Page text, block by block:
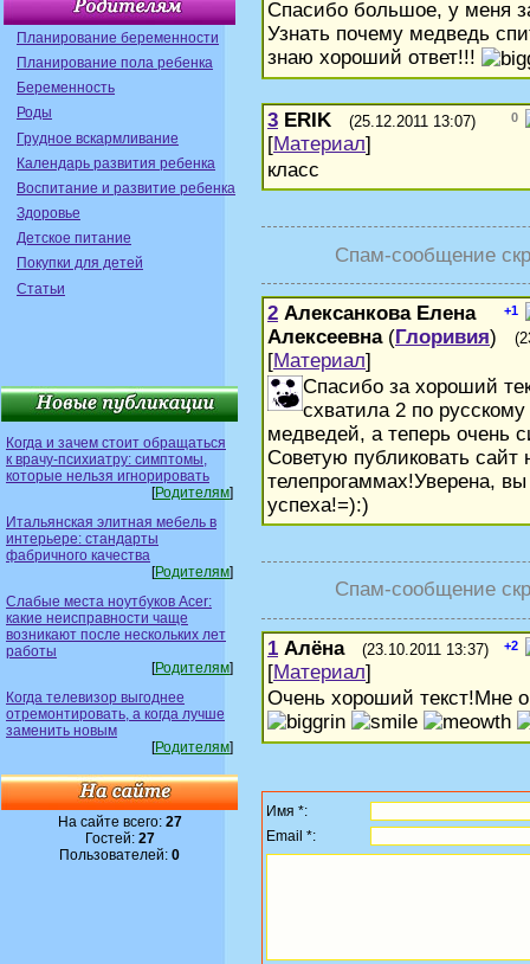
Планирование беременности
Планирование пола ребенка
Беременность
Роды
Грудное вскармливание
Календарь развития ребенка
Воспитание и развитие ребенка
Здоровье
Детское питание
Покупки для детей
Статьи
Когда и зачем стоит обращаться
к врачу-психиатру: симптомы,
которые нельзя игнорировать
[Родителям]
Итальянская элитная мебель в
интерьере: стандарты
фабричного качества
[Родителям]
Слабые места ноутбуков Acer:
какие неисправности чаще
возникают после нескольких лет
работы
[Родителям]
Когда телевизор выгоднее
отремонтировать, а когда лучше
заменить новым
[Родителям]
На сайте всего: 27
Гостей: 27
Пользователей: 0
Спасибо большое, у меня
Узнать почему медведь
знаю хороший ответ!!!
0
3 ERIK (25.12.2011 13:07)
[Материал]
класс
Спам-сообщение
+1
2 Алексанкова Елена
Алексеевна(Глоривия)
[Материал]
Спасибо за хороший
схватила 2 по
медведей, а теперь очень
Советую публиковать сайт
телепрогаммах!Уверена,
успеха!=):)
Спам-сообщение
+2
1 Алёна (23.10.2011 13:37)
[Материал]
Очень хороший текст!Мне
Имя *:
Email *: